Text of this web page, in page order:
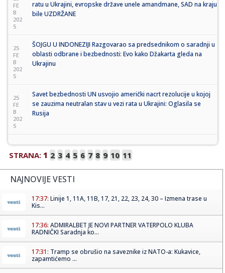
FE
B
202
5
ratu u Ukrajini, evropske države unele amandmane, SAD na kraju
bile UZDRŽANE
25
FE
B
202
5
ŠOJGU U INDONEZIJI Razgovarao sa predsednikom o saradnji u
oblasti odbrane i bezbednosti: Evo kako Džakarta gleda na
Ukrajinu
25
FE
B
202
5
Savet bezbednosti UN usvojio američki nacrt rezolucije u kojoj
se zauzima neutralan stav u vezi rata u Ukrajini: Oglasila se
Rusija
STRANA: 1 2 3 4 5 6 7 8 9 10 11
NAJNOVIJE VESTI
17:37: Linije 1, 11A, 11B, 17, 21, 22, 23, 24, 30 – Izmena trase u
Kis...
17:36: ADMIRALBET JE NOVI PARTNER VATERPOLO KLUBA
RADNIČKI Saradnja ko...
17:31: Tramp se obrušio na saveznike iz NATO-a: Kukavice,
zapamtićemo ...